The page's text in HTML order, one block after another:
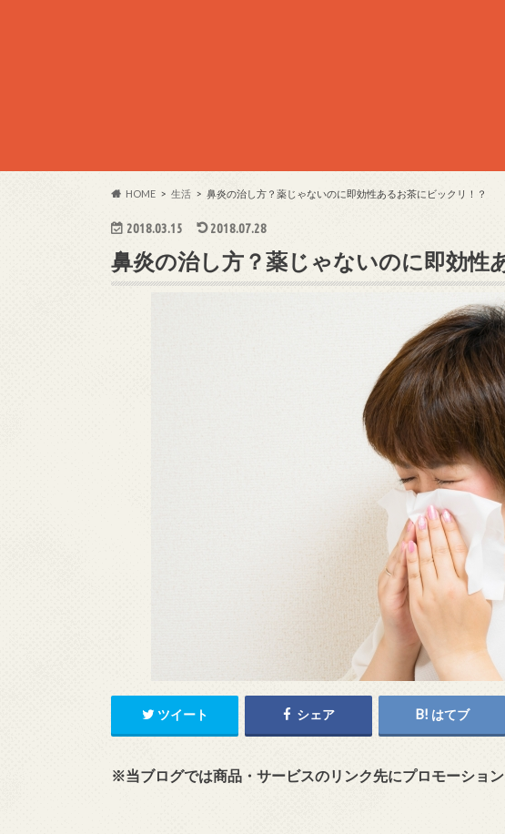
HOME 生活 鼻炎の治し方？薬じゃないのに即効性あるお茶にビックリ！？
2018.03.15 2018.07.28
鼻炎の治し方？薬じゃないのに即効性
ツイート シェア はてブ
※当ブログでは商品・サービスのリンク先にプロモーション